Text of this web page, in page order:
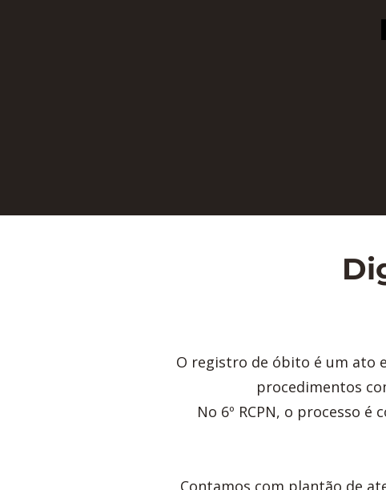
O registro de óbito é um ato
procedimentos
No 6º RCPN, o processo
Contamos com plantão de